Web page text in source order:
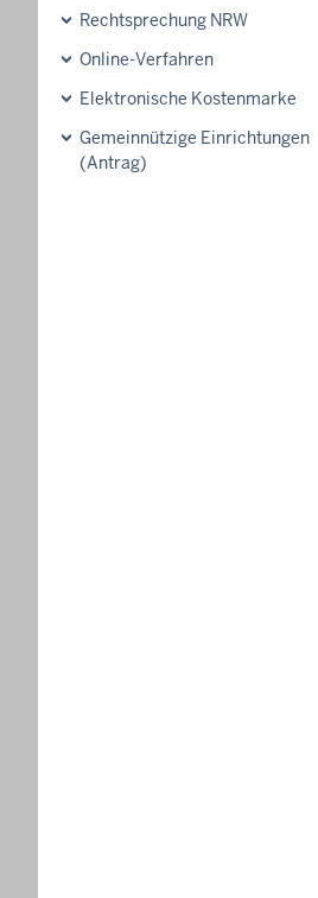
Rechtsprechung NRW
Online-Verfahren
Elektronische Kostenmarke
Gemeinnützige Einrichtungen
(Antrag)